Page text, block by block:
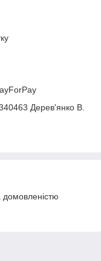
Дерев'янко В.
домовленістю